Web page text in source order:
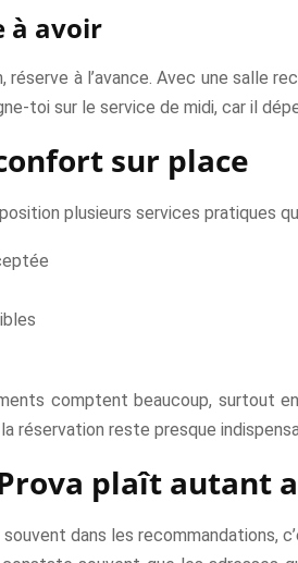
à avoir
réserve à l’avance. Avec une salle
toi sur le service de midi, car il
sur place
plusieurs services pratiques
comptent beaucoup, surtout
réservation reste presque
plaît autant
dans les recommandations,